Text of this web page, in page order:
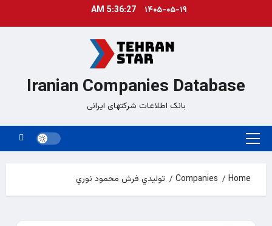
۱۴۰۵-۰۵-۱۹ 5:36:27 AM
Iranian Companies Database
بانک اطلاعات شرکتهای ایرانی
Primary
Home
Companies توليدي فرش محمود نوري